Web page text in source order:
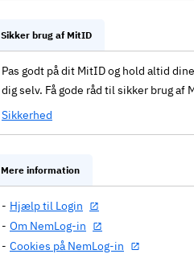
Sikker brug af MitID
Pas godt på dit MitID og hold altid
dig selv. Få gode råd til sikker brug af
Sikkerhed
Mere information
Hjælp til Login
Om NemLog-in
Cookies på NemLog-in